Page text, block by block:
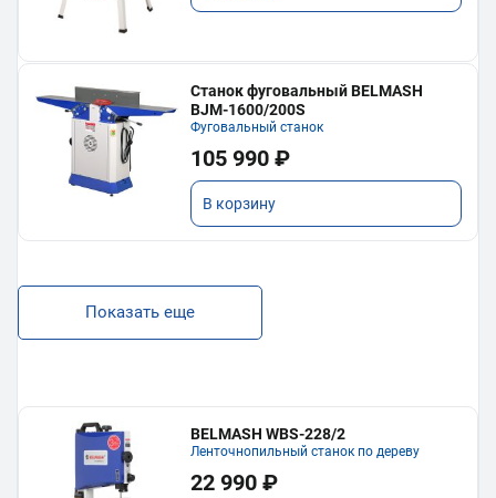
Станок фуговальный BELMASH
BJM-1600/200S
Фуговальный станок
105 990 ₽
В корзину
Показать еще
BELMASH WBS-228/2
Ленточнопильный станок по дереву
22 990 ₽